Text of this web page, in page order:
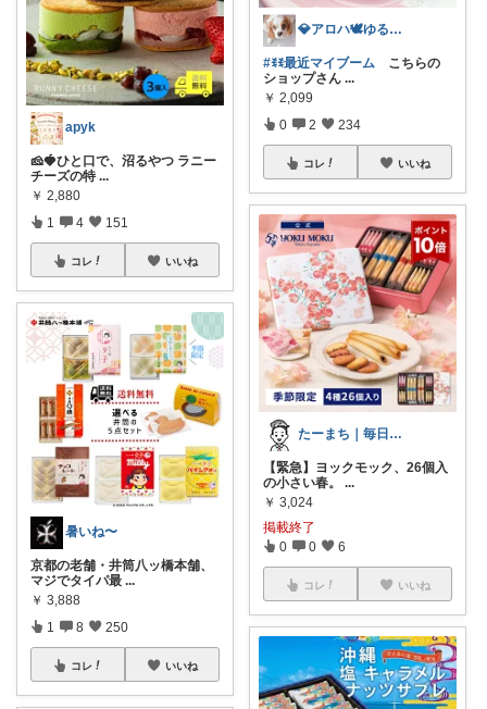
apyk
🧀🍓ひと口で、沼るやつ ラニー
チーズの特 ...
￥ 2,880
1 4 151
コレ いいね
暑いね〜
京都の老舗・井筒八ッ橋本舗、
マジでタイパ最 ...
￥ 3,888
1 8 250
コレ いいね
💎アロハ🕊️ゆる無添加🔥身体に優し
#ꉂꉂ最近マイブーム こちらの
ショップさん ...
￥ 2,099
0 2 234
コレ いいね
たーまち｜毎日10時 楽天超目玉
【緊急】ヨックモック、26個入
の小さい春。
...
￥ 3,024
掲載終了
0 0 6
コレ いいね